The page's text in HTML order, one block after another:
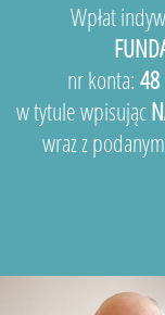
Wpłat
nr konta:
w tytule wpisując
wraz z